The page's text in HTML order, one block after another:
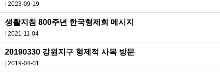
2023-09-19
생활지침 800주년 한국형제회 메시지
2021-11-04
20190330 강원지구 형제적 사목 방문
2019-04-01